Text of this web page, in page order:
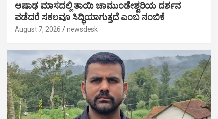
ಆಷಾಢ ಮಾಸದಲ್ಲಿ ತಾಯಿ ಚಾಮುಂಡೇಶ್ವರಿಯ ದರ್ಶನ
ಪಡೆದರೆ ಸಕಲವೂ ಸಿದ್ಧಿಯಾಗುತ್ತದೆ ಎಂಬ ನಂಬಿಕೆ
August 7, 2026 newsdesk